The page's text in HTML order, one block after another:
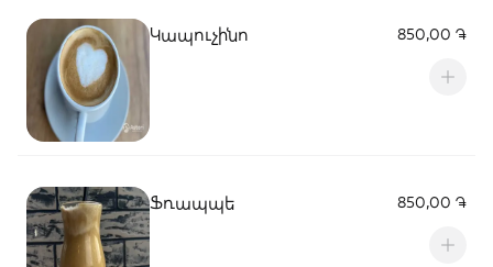
Կապուչինո 850,00 ֏
Ֆռապպե 850,00 ֏